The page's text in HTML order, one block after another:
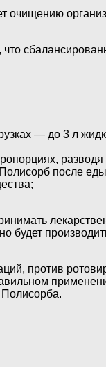
очищению
— до 3 л
разводя
после
будет
против